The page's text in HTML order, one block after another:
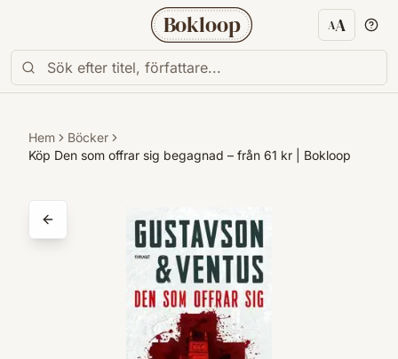
Bokloop AA
Hem
Böcker
Köp Den som offrar sig begagnad – från 61 kr | Bokloop